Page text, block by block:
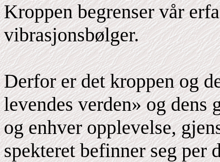
Kroppen begrenser vår
vibrasjonsbølger.
Derfor er det kroppen og
levendes verden» og dens
og enhver opplevelse,
spekteret befinner seg per